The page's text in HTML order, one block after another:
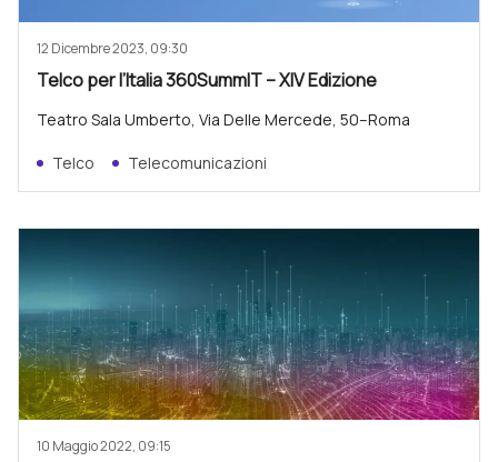
12 Dicembre 2023, 09:30
Telco per l’Italia 360SummIT – XIV Edizione
Teatro Sala Umberto, Via Delle Mercede, 50–Roma
Telco Telecomunicazioni
10 Maggio 2022, 09:15